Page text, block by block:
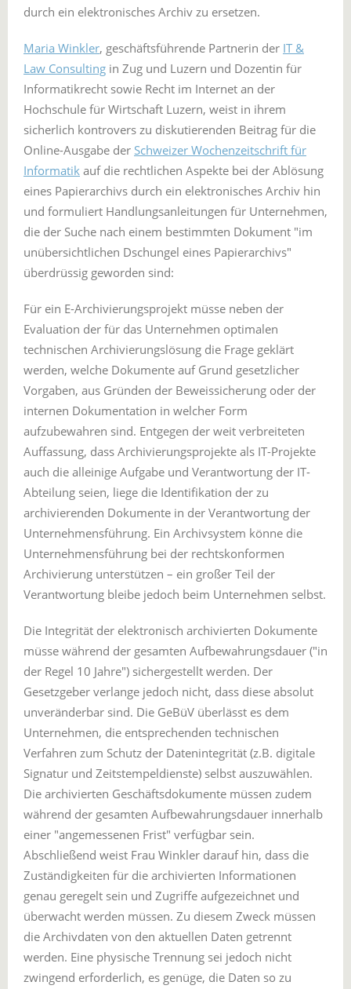
durch ein elektronisches Archiv zu ersetzen.
Maria Winkler, geschäftsführende Partnerin der IT &
Law Consulting in Zug und Luzern und Dozentin für
Informatikrecht sowie Recht im Internet an der
Hochschule für Wirtschaft Luzern, weist in ihrem
sicherlich kontrovers zu diskutierenden Beitrag für die
Online-Ausgabe der Schweizer Wochenzeitschrift für
Informatik auf die rechtlichen Aspekte bei der Ablösung
eines Papierarchivs durch ein elektronisches Archiv hin
und formuliert Handlungsanleitungen für Unternehmen,
die der Suche nach einem bestimmten Dokument "im
unübersichtlichen Dschungel eines Papierarchivs"
überdrüssig geworden sind:
Für ein E-Archivierungsprojekt müsse neben der
Evaluation der für das Unternehmen optimalen
technischen Archivierungslösung die Frage geklärt
werden, welche Dokumente auf Grund gesetzlicher
Vorgaben, aus Gründen der Beweissicherung oder der
internen Dokumentation in welcher Form
aufzubewahren sind. Entgegen der weit verbreiteten
Auffassung, dass Archivierungsprojekte als IT-Projekte
auch die alleinige Aufgabe und Verantwortung der IT-
Abteilung seien, liege die Identifikation der zu
archivierenden Dokumente in der Verantwortung der
Unternehmensführung. Ein Archivsystem könne die
Unternehmensführung bei der rechtskonformen
Archivierung unterstützen – ein großer Teil der
Verantwortung bleibe jedoch beim Unternehmen selbst.
Die Integrität der elektronisch archivierten Dokumente
müsse während der gesamten Aufbewahrungsdauer ("in
der Regel 10 Jahre") sichergestellt werden. Der
Gesetzgeber verlange jedoch nicht, dass diese absolut
unveränderbar sind. Die GeBüV überlässt es dem
Unternehmen, die entsprechenden technischen
Verfahren zum Schutz der Datenintegrität (z.B. digitale
Signatur und Zeitstempeldienste) selbst auszuwählen.
Die archivierten Geschäftsdokumente müssen zudem
während der gesamten Aufbewahrungsdauer innerhalb
einer "angemessenen Frist" verfügbar sein.
Abschließend weist Frau Winkler darauf hin, dass die
Zuständigkeiten für die archivierten Informationen
genau geregelt sein und Zugriffe aufgezeichnet und
überwacht werden müssen. Zu diesem Zweck müssen
die Archivdaten von den aktuellen Daten getrennt
werden. Eine physische Trennung sei jedoch nicht
zwingend erforderlich, es genüge, die Daten so zu